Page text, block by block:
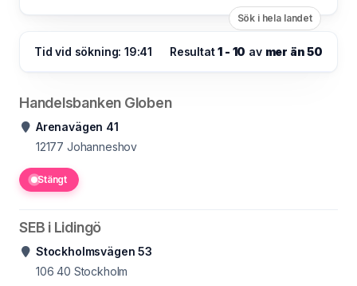
Sök i hela landet
Tid vid sökning: 19:41 Resultat1 - 10 av mer än 50
Handelsbanken Globen
Arenavägen 41
12177 Johanneshov
Stängt
SEB i Lidingö
Stockholmsvägen 53
106 40 Stockholm